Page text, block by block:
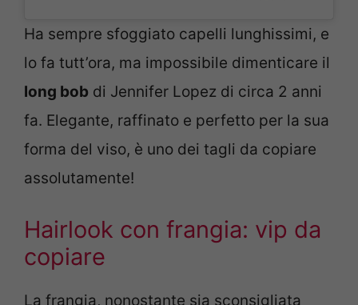
Ha sempre sfoggiato capelli lunghissimi, e
lo fa tutt’ora, ma impossibile dimenticare il
long bob di Jennifer Lopez di circa 2 anni
fa. Elegante, raffinato e perfetto per la sua
forma del viso, è uno dei tagli da copiare
assolutamente!
Hairlook con frangia: vip da
copiare
La frangia, nonostante sia sconsigliata